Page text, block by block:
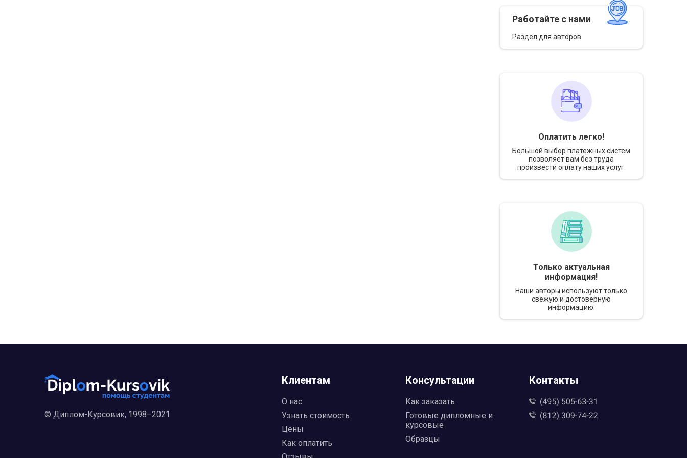
Работайте с нами
Раздел для авторов
Оплатить легко!
Большой выбор платежных систем
позволяет вам без труда
произвести оплату наших услуг.
Только актуальная
информация!
Наши авторы используют только
свежую и достоверную
информацию.
© Диплом-Курсовик, 1998–2021
Клиентам
О нас
Узнать стоимость
Цены
Как оплатить
Консультации
Как заказать
Готовые дипломные и
курсовые
Образцы
Контакты